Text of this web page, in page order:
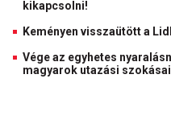
kikapcsolni!
Keményen visszaütött a
Vége az egyhetes
magyarok utazási